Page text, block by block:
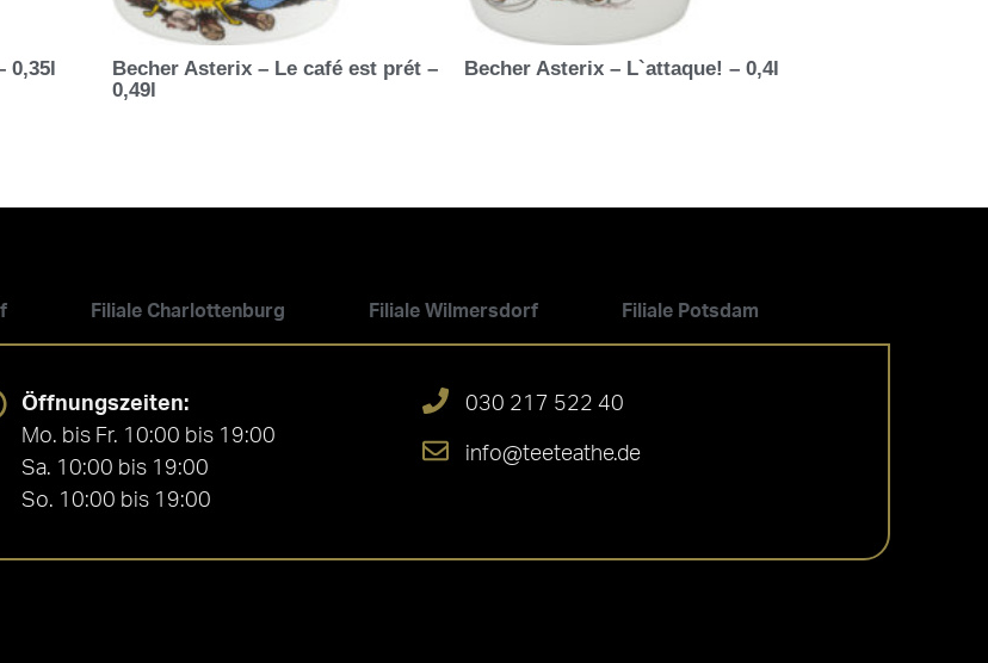
0,35l
Becher Asterix – Le café est prét –
0,49l
Becher Asterix – L`attaque! – 0,4l
Filiale Charlottenburg Filiale Wilmersdorf Filiale Potsdam
Öffnungszeiten:
Mo. bis Fr. 10:00 bis 19:00
Sa. 10:00 bis 19:00
So. 10:00 bis 19:00
030 217 522 40
info@teeteathe.de